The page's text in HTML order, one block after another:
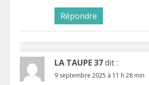
Répondre
LA TAUPE 37dit :
9 septembre 2025 à 11 h 28 min